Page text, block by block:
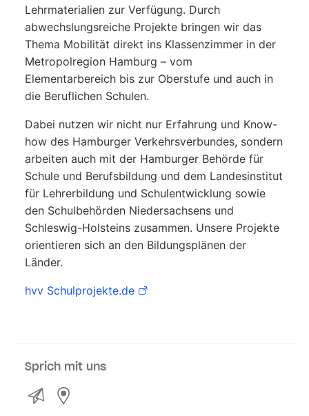
Lehrmaterialien zur Verfügung. Durch
abwechslungsreiche Projekte bringen wir das
Thema Mobilität direkt ins Klassenzimmer in der
Metropolregion Hamburg – vom
Elementarbereich bis zur Oberstufe und auch in
die Beruflichen Schulen.
Dabei nutzen wir nicht nur Erfahrung und Know-
how des Hamburger Verkehrsverbundes, sondern
arbeiten auch mit der Hamburger Behörde für
Schule und Berufsbildung und dem Landesinstitut
für Lehrerbildung und Schulentwicklung sowie
den Schulbehörden Niedersachsens und
Schleswig-Holsteins zusammen. Unsere Projekte
orientieren sich an den Bildungsplänen der
Länder.
hvv Schulprojekte.de
Sprich mit uns
Kontakt